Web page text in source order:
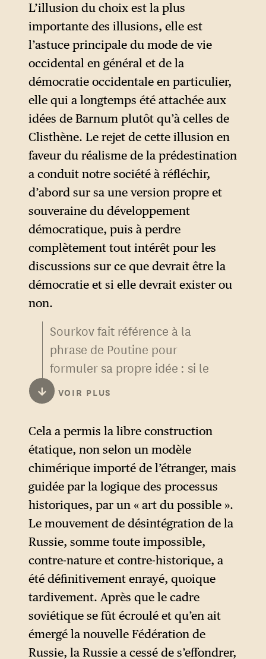
visant à libérer 1128 otages
dont la majorité des enfants,
détenus par des terroristes
tchétchènes. Pendant cet
assaut, 314 personnes dont
186 enfants furent tuées et
plus de 800 blessées. Pour
justifier l’intervention
sanglante, Poutine avait
expliqué que la Russie n’avait
pas d’autre choix que
d’attaquer. L’alternative aurait
été de se soumettre aux
exigences des terroristes et de
perdre in fine la souveraineté
russe sur l’ensemble du
territoire du pays.
L’illusion du choix est la plus
importante des illusions, elle est
l’astuce principale du mode de vie
occidental en général et de la
démocratie occidentale en particulier,
elle qui a longtemps été attachée aux
idées de Barnum plutôt qu’à celles de
Clisthène. Le rejet de cette illusion en
faveur du réalisme de la prédestination
a conduit notre société à réfléchir,
d’abord sur sa une version propre et
souveraine du développement
démocratique, puis à perdre
complètement tout intérêt pour les
discussions sur ce que devrait être la
démocratie et si elle devrait exister ou
non.
Sourkov fait référence à la
phrase de Poutine pour
formuler sa propre idée : si le
choix démocratique n’est
qu’une illusion, il est bien plus
sain de le rejeter en faveur du
rôle historique que la Russie a
toujours assumé : celui d’un
Empire autoritaire. Selon lui, il
ne s’agit pas de l’imposition
d’un modèle autoritaire d’en-
haut, mais du choix libre de la
société russe. En réalité, ce
modèle fut imposé à la suite
de la destruction des médias
libres, de l’éviction des partis
d’orientation démocratiques
comme Iabloko de la sphère
↓ VOIR PLUS
Cela a permis la libre construction
étatique, non selon un modèle
chimérique importé de l’étranger, mais
guidée par la logique des processus
historiques, par un « art du possible ».
Le mouvement de désintégration de la
Russie, somme toute impossible,
contre-nature et contre-historique, a
été définitivement enrayé, quoique
tardivement. Après que le cadre
soviétique se fût écroulé et qu’en ait
émergé la nouvelle Fédération de
Russie, la Russie a cessé de s’effondrer,